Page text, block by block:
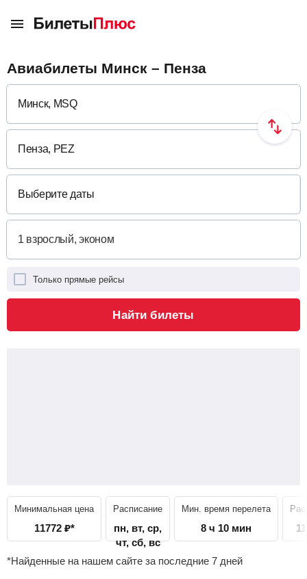
Авиабилеты Минск – Пенза
Выберите даты
Только прямые рейсы
Найти билеты
Минимальная цена
11772 ₽*
Расписание
пн, вт, ср,
чт, сб, вс
Мин. время перелета
8 ч 10 мин
*Найденные на нашем сайте за последние 7 дней